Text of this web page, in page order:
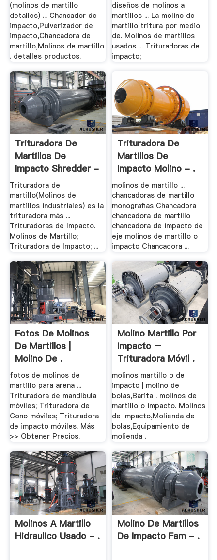
(molinos de martillo
detalles) ... Chancador de
impacto,Pulverizador de
impacto,Chancadora de
martillo,Molinos de martillo
. detalles productos.
diseños de molinos a
martillos ... La molino de
martillo tritura por medio
de. Molinos de martillos
usados ... Trituradoras de
impacto;
Trituradora De
Martillos De
Impacto Shredder -
.
Trituradora de
martillo(Molinos de
martillos industriales) es la
trituradora más ...
Trituradoras de Impacto.
Molinos de Martillo;
Trituradora de Impacto; ...
Trituradora De
Martillos De
Impacto Molino - .
molinos de martillo ...
chancadoras de martillo
monografias Chancadora
chancadora de martillo
chancadora de impacto de
eje molinos de martillo o
impacto Chancadora ...
Fotos De Molinos
De Martillos |
Molino De .
fotos de molinos de
martillo para arena ...
Trituradora de mandíbula
móviles; Trituradora de
Cono móviles; Trituradora
de impacto móviles. Más
>> Obtener Precios.
Molino Martillo Por
Impacto –
Trituradora Móvil .
molinos martillo o de
impacto | molino de
bolas,Barita . molinos de
martillo o impacto. Molinos
de impacto,Molienda de
bolas,Equipamiento de
molienda .
Molinos A Martillo
Hidraulico Usado - .
Molino De Martillos
De Impacto Fam - .